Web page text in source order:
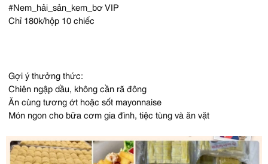
#Nem_hải_sản_kem_bơ VIP
Chỉ 180k/hộp 10 chiếc
Gợi ý thưởng thức:
Chiên ngập dầu, không cần rã đông
Ăn cùng tương ớt hoặc sốt mayonnaise
Món ngon cho bữa cơm gia đình, tiệc tùng và ăn vặt